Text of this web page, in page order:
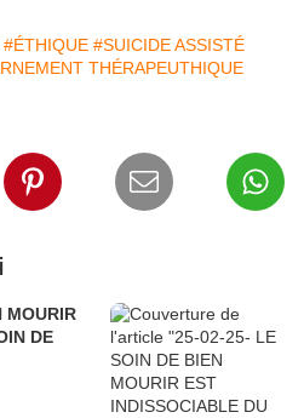
#ÉTHIQUE #SUICIDE ASSISTÉ
THÉRAPEUTHIQUE
MOURIR
DE